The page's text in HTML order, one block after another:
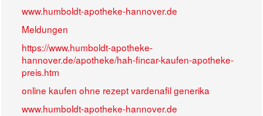
www.humboldt-apotheke-hannover.de
Meldungen
https://www.humboldt-apotheke-
hannover.de/apotheke/hah-fincar-kaufen-apotheke-
preis.htm
online kaufen ohne rezept vardenafil generika
www.humboldt-apotheke-hannover.de